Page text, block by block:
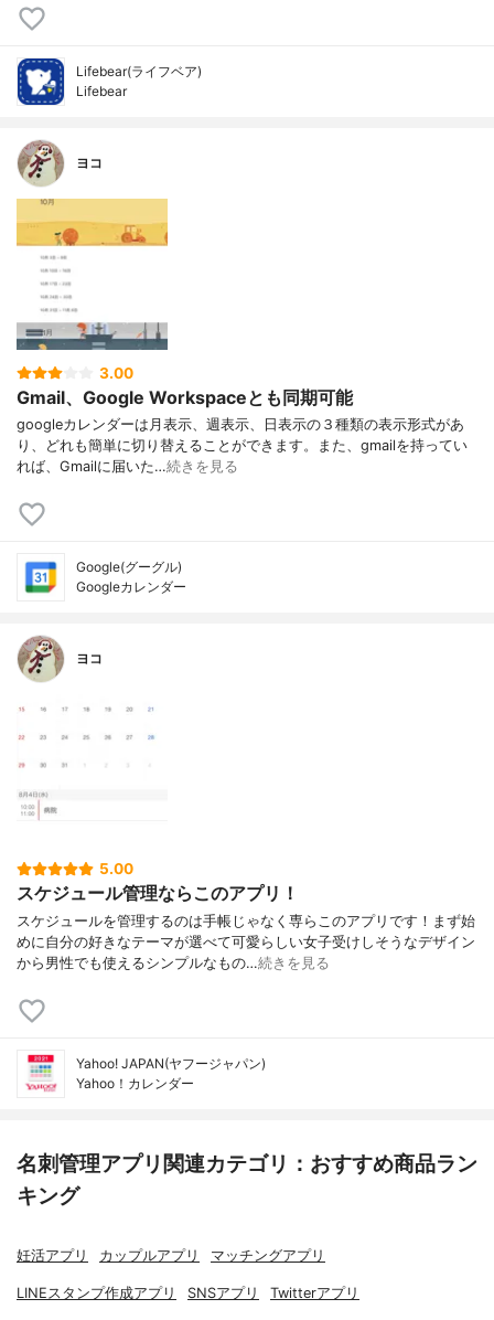
Lifebear(ライフベア)
Lifebear
ヨコ
3.00
Gmail、Google Workspaceとも同期可能
googleカレンダーは月表示、週表示、日表示の３種類の表示形式があ
り、どれも簡単に切り替えることができます。また、gmailを持ってい
れば、Gmailに届いた…続きを見る
Google(グーグル)
Googleカレンダー
ヨコ
5.00
スケジュール管理ならこのアプリ！
スケジュールを管理するのは手帳じゃなく専らこのアプリです！まず始
めに自分の好きなテーマが選べて可愛らしい女子受けしそうなデザイン
から男性でも使えるシンプルなもの…続きを見る
Yahoo! JAPAN(ヤフージャパン)
Yahoo！カレンダー
名刺管理アプリ関連カテゴリ：おすすめ商品ラン
キング
妊活アプリ カップルアプリ マッチングアプリ
LINEスタンプ作成アプリ SNSアプリ Twitterアプリ